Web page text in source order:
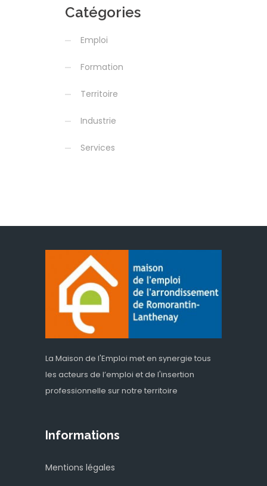
Catégories
Emploi
Formation
Territoire
Industrie
Services
La Maison de l'Emploi met en synergie tous
les acteurs de l’emploi et de l'insertion
professionnelle sur notre territoire
Informations
Mentions légales